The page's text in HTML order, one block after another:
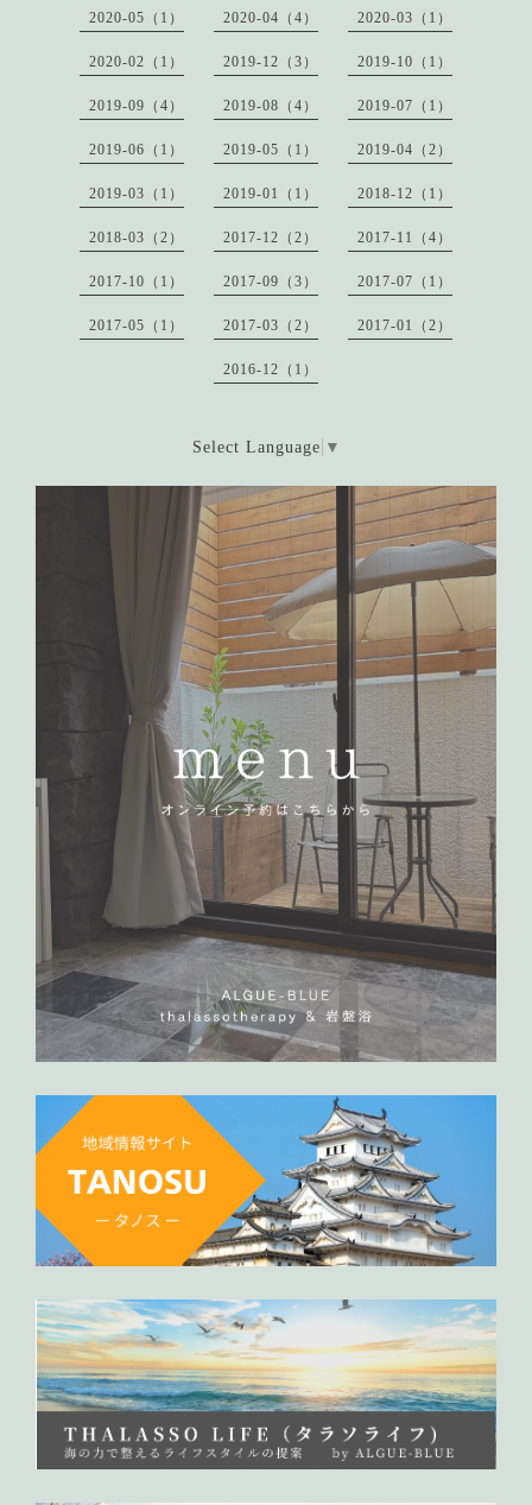
2020-05（1） 2020-04（4） 2020-03（1）
2020-02（1） 2019-12（3） 2019-10（1）
2019-09（4） 2019-08（4） 2019-07（1）
2019-06（1） 2019-05（1） 2019-04（2）
2019-03（1） 2019-01（1） 2018-12（1）
2018-03（2） 2017-12（2） 2017-11（4）
2017-10（1） 2017-09（3） 2017-07（1）
2017-05（1） 2017-03（2） 2017-01（2）
2016-12（1）
Select Language ▼